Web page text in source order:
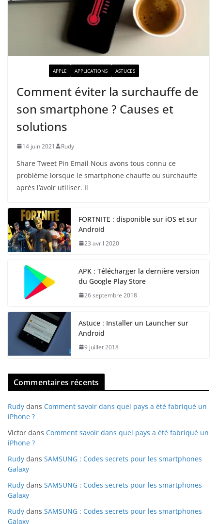
APPLE APPLICATIONS ASTUCES
Comment éviter la surchauffe de
son smartphone ? Causes et
solutions
14 juin 2021 Rudy
Share Tweet Pin Email Nous avons tous connu ce
problème lorsque le smartphone chauffe ou surchauffe
après l’avoir utiliser. Il
FORTNITE : disponible sur iOS et sur
Android
23 avril 2020
APK : Télécharger la dernière version
du Google Play Store
26 septembre 2018
Astuce : Installer un Launcher sur
Android
9 juillet 2018
Commentaires récents
Rudy dans Comment savoir dans quel pays a été fabriqué un
iPhone ?
Victor dans Comment savoir dans quel pays a été fabriqué un
iPhone ?
Rudy dans SAMSUNG : Codes secrets pour les smartphones
Galaxy
Rudy dans SAMSUNG : Codes secrets pour les smartphones
Galaxy
Rudy dans SAMSUNG : Codes secrets pour les smartphones
Galaxy